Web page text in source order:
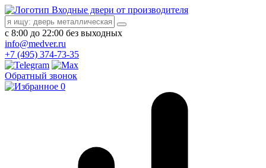
Входные двери от производителя
с 8:00 до 22:00 без выходных
info@medver.ru
+7 (495) 374-73-35
Обратный звонок
0